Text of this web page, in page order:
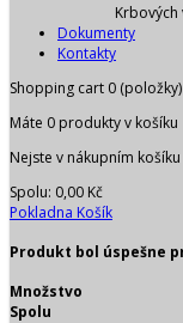
Dokumenty
Kontakty
Shopping cart 0 (položky)
Máte 0 produkty v košíku
Nejste v nákupním
Spolu: 0,00 Kč
Pokladna Košík
Produkt bol úspešne
Množstvo
Spolu